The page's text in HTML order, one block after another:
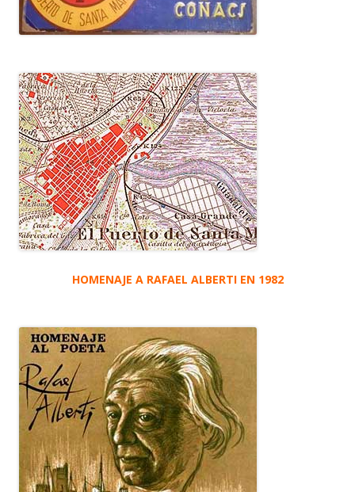
HOMENAJE A RAFAEL ALBERTI EN 1982